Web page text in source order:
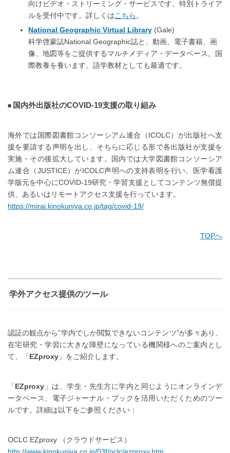
向けビデオ・ストリーミング・サービスです。特別トライア
ルを受付中です。詳しくはこちら。
National Geographic Virtual Library (Gale)
科学啓蒙誌National Geographic誌と、動画、電子書籍、画
像、地図等をご提供するマルチメディア・データベース。国
際教養を養います。語学教材としても最適です。
国内外出版社のCOVID-19支援の取り組み
海外では国際図書館コンソーシアム連合（ICOLC）が出版社へ支
援を要請する声明を出し、そちらに応じる形で各出版社が支援を
実施・その後拡大しています。国内では大学図書館コンソーシア
ム連合（JUSTICE）がICOLC声明への支持表明を行い、医学看護
学版元を中心にCOVID-19研究・学習支援としてコンテンツ無償提
供、あるいはリモートアクセス支援を行っています。
https://mirai.kinokuniya.co.jp/tag/covid-19/
TOPへ
学外アクセス提供のツール
認証の観点から”学内でしか閲覧できないコンテンツ”が多々あり、
在宅研究・学習に大きな障壁になっている機関様へのご案内とし
て、「EZproxy 」をご紹介します。
「EZproxy 」は、学生・先生方に学内と同じようにオンラインデ
ータベース、電子ジャーナル・ブックを活用いただくためのツー
ルです。詳細は以下をご参照ください：
OCLC EZproxy （クラウドサービス）
http://www.kinokuniya.co.jp/03f/oclc/ezproxy.htm